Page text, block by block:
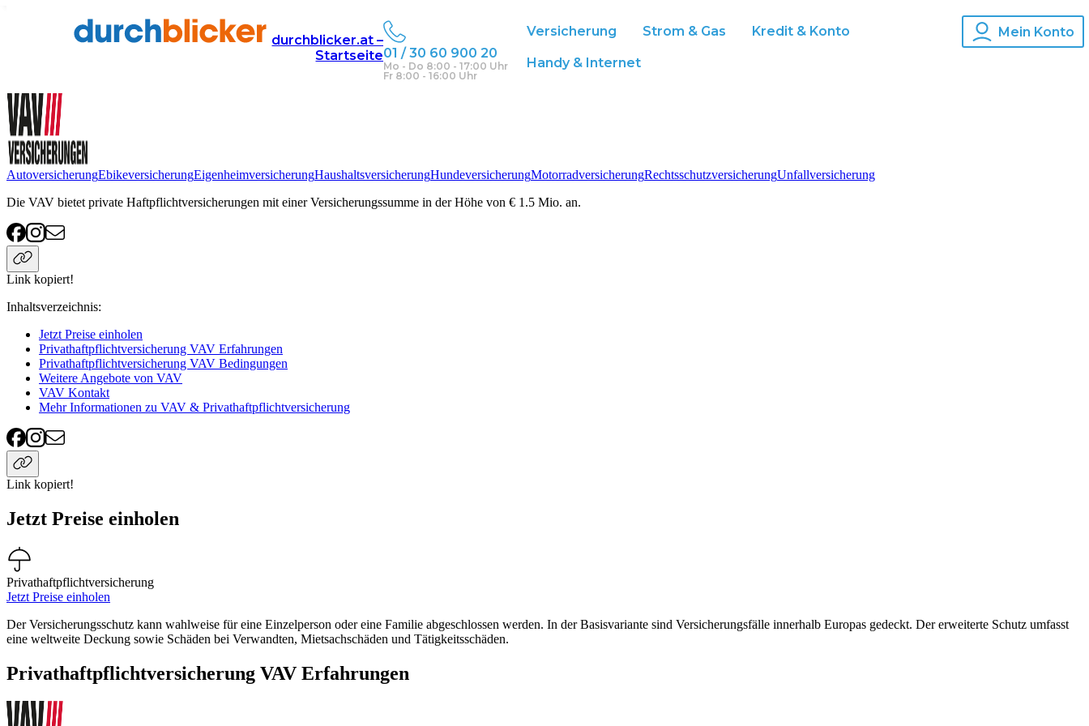
durchblicker.at –
Startseite01 / 30 60 900 20
Mo - Do 8:00 - 17:00 Uhr
Fr 8:00 - 16:00 Uhr
Versicherung Strom & Gas Kredit & Konto
Handy & Internet
Mein Konto
Versicherung privathaftpflichtversicherung
AutoversicherungEbikeversicherungEigenheimversicherungHaushaltsversicherungHundeversicherungMotorradversicherungRechtsschutzversicherungUnfallversicherung
Die VAV bietet private Haftpflichtversicherungen mit einer Versicherungssumme in der Höhe von € 1.5 Mio. an.
Link kopiert!
Inhaltsverzeichnis:
Jetzt Preise einholen
Privathaftpflichtversicherung VAV Erfahrungen
Privathaftpflichtversicherung VAV Bedingungen
Weitere Angebote von VAV
VAV Kontakt
Mehr Informationen zu VAV & Privathaftpflichtversicherung
Link kopiert!
Jetzt Preise einholen
Privathaftpflichtversicherung
Jetzt Preise einholen
Der Versicherungsschutz kann wahlweise für eine Einzelperson oder eine Familie abgeschlossen werden. In der Basisvariante sind Versicherungsfälle innerhalb Europas gedeckt. Der erweiterte Schutz umfasst
eine weltweite Deckung sowie Schäden bei Verwandten, Mietsachschäden und Tätigkeitsschäden.
Privathaftpflichtversicherung VAV Erfahrungen